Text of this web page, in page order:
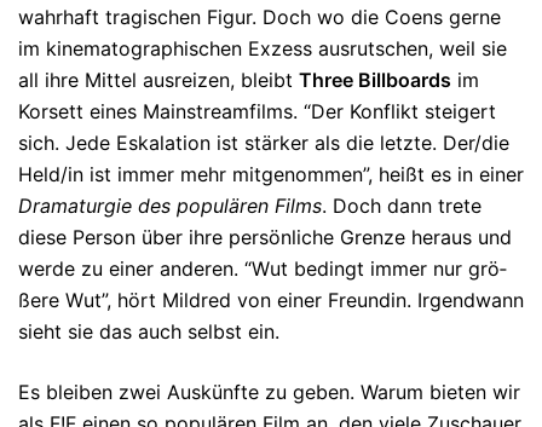
wahrhaft tra­gischen Figur. Doch wo die Coens gerne
im kinematographischen Exzess ausrutschen, weil sie
all ihre Mit­tel ausreizen, bleibt Three Billboards im
Korsett eines Main­streamfilms. “Der Konflikt steigert
sich. Jede Eskalation ist stärker als die letzte. Der/die
Held/in ist immer mehr mitge­nom­men”, heißt es in einer
Dra­maturgie des populären Films. Doch dann trete
diese Person über ihre per­sönliche Grenze heraus und
werde zu einer anderen. “Wut be­dingt immer nur grö­
ßere Wut”, hört Mildred von einer Freundin. Irgendwann
sieht sie das auch selbst ein.
Es bleiben zwei Auskünfte zu geben. Warum bieten wir